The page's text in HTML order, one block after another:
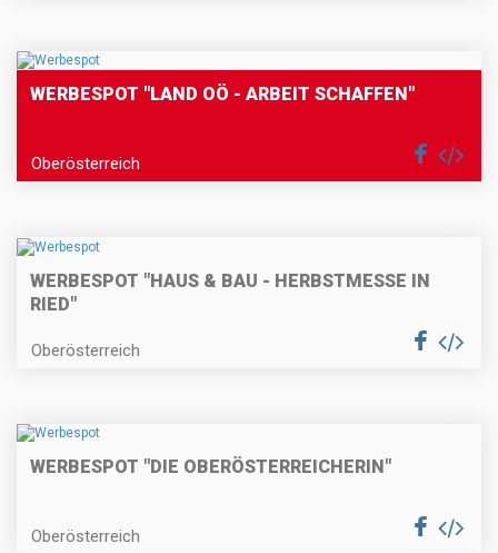
WERBESPOT "LAND OÖ - ARBEIT SCHAFFEN"
Oberösterreich
WERBESPOT "HAUS & BAU - HERBSTMESSE IN
RIED"
Oberösterreich
WERBESPOT "DIE OBERÖSTERREICHERIN"
Oberösterreich